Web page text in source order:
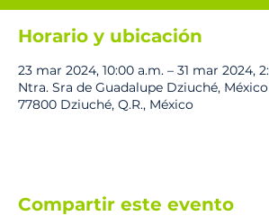
Horario y ubicación
23 mar 2024, 10:00 a.m. – 31 mar 2024,
Ntra. Sra de Guadalupe Dziuché, México
77800 Dziuché, Q.R., México
Compartir este evento